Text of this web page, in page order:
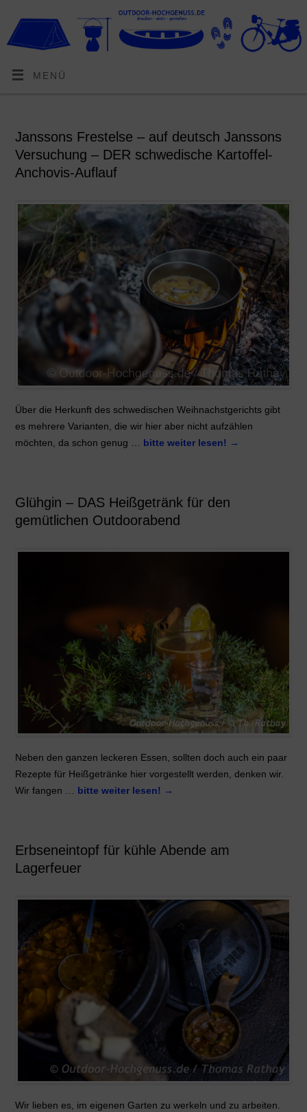
MENÜ
Janssons Frestelse – auf deutsch Janssons
Versuchung – DER schwedische Kartoffel-
Anchovis-Auflauf
Über die Herkunft des schwedischen Weihnachstgerichts gibt
es mehrere Varianten, die wir hier aber nicht aufzählen
möchten, da schon genug … bitte weiter lesen! →
Glühgin – DAS Heißgetränk für den
gemütlichen Outdoorabend
Neben den ganzen leckeren Essen, sollten doch auch ein paar
Rezepte für Heißgetränke hier vorgestellt werden, denken wir.
Wir fangen … bitte weiter lesen! →
Erbseneintopf für kühle Abende am
Lagerfeuer
Wir lieben es, im eigenen Garten zu werkeln und zu arbeiten.